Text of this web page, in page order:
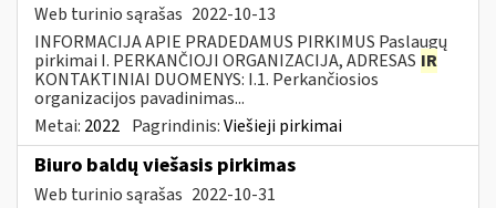
Web turinio sąrašas 2022-10-13
INFORMACIJA APIE PRADEDAMUS PIRKIMUS Paslaugų
pirkimai I. PERKANČIOJI ORGANIZACIJA, ADRESAS IR
KONTAKTINIAI DUOMENYS: I.1. Perkančiosios
organizacijos pavadinimas...
Metai: 2022 Pagrindinis:Viešieji pirkimai
Biuro baldų viešasis pirkimas
Web turinio sąrašas 2022-10-31